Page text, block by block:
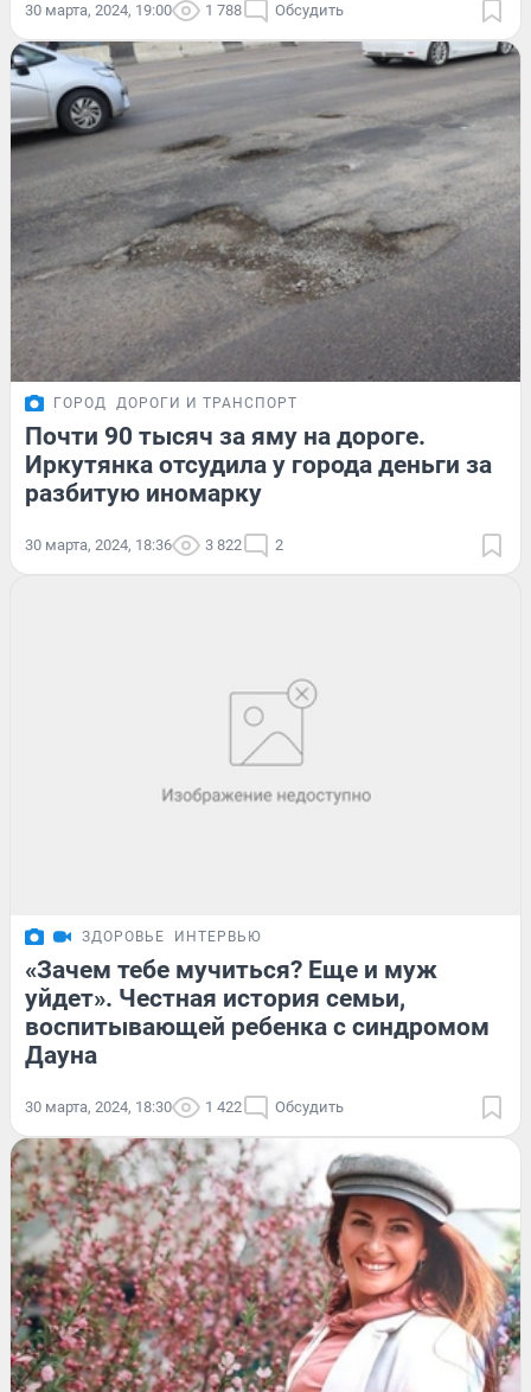
30 марта, 2024, 19:00 1 788 Обсудить
ГОРОД ДОРОГИ И ТРАНСПОРТ
Почти 90 тысяч за яму на дороге.
Иркутянка отсудила у города деньги за
разбитую иномарку
30 марта, 2024, 18:36 3 822 2
ЗДОРОВЬЕ ИНТЕРВЬЮ
«Зачем тебе мучиться? Еще и муж
уйдет». Честная история семьи,
воспитывающей ребенка с синдромом
Дауна
30 марта, 2024, 18:30 1 422 Обсудить